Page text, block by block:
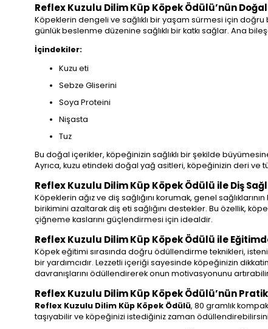
Reflex Kuzulu Dilim Küp Köpek Ödülü’nün Doğal
Köpeklerin dengeli ve sağlıklı bir yaşam sürmesi için
günlük beslenme düzenine sağlıklı bir katkı sağlar. Ana
İçindekiler:
Kuzu eti
Sebze Gliserini
Soya Proteini
Nişasta
Tuz
Bu doğal içerikler, köpeğinizin sağlıklı bir şekilde
Ayrıca, kuzu etindeki doğal yağ asitleri, köpeğinizin deri ve
Reflex Kuzulu Dilim Küp Köpek Ödülü ile Diş
Köpeklerin ağız ve diş sağlığını korumak, genel
birikimini azaltarak diş eti sağlığını destekler. Bu özellik,
çiğneme kaslarını güçlendirmesi için idealdir.
Reflex Kuzulu Dilim Küp Köpek Ödülü ile
Köpek eğitimi sırasında doğru ödüllendirme teknikleri,
bir yardımcıdır. Lezzetli içeriği sayesinde köpeğinizin
davranışlarını ödüllendirerek onun motivasyonunu
Reflex Kuzulu Dilim Küp Köpek Ödülü’nün Pratik
Reflex Kuzulu Dilim Küp Köpek Ödülü, 80 gramlık
taşıyabilir ve köpeğinizi istediğiniz zaman